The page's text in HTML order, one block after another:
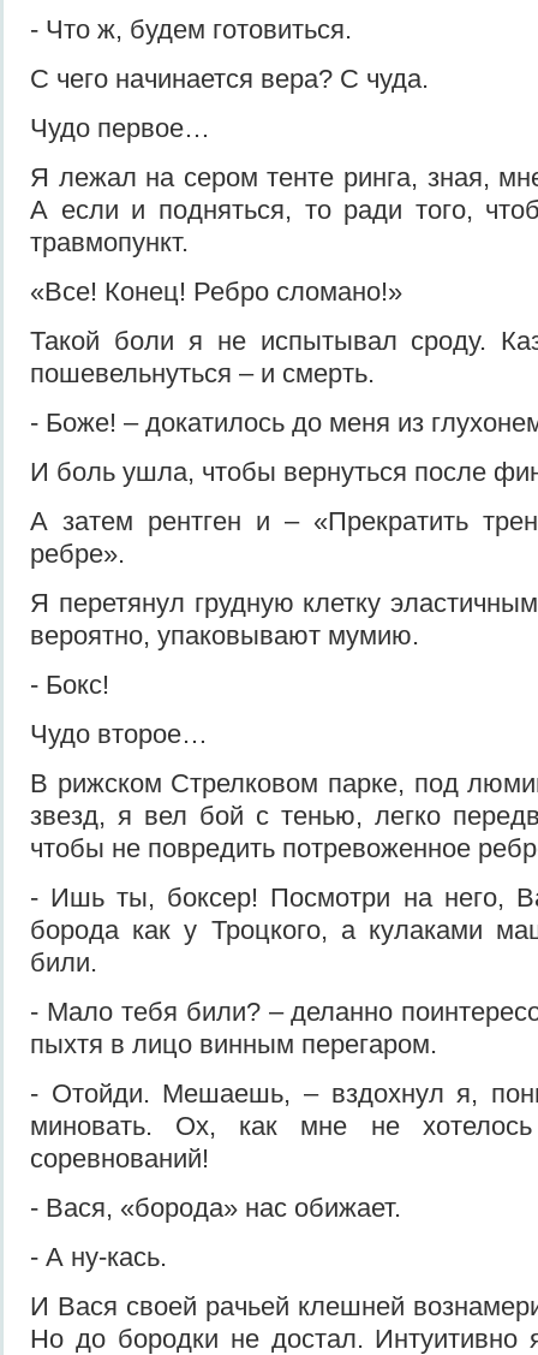
- Что ж, будем готовиться.
С чего начинается вера? С чуда.
Чудо первое…
Я лежал на сером тенте ринга, зная,
А если и подняться, то ради того,
травмопункт.
«Все! Конец! Ребро сломано!»
Такой боли я не испытывал сроду.
пошевельнуться – и смерть.
- Боже! – докатилось до меня из
И боль ушла, чтобы вернуться после
А затем рентген и – «Прекратить
ребре».
Я перетянул грудную клетку
вероятно, упаковывают мумию.
- Бокс!
Чудо второе…
В рижском Стрелковом парке, под
звезд, я вел бой с тенью, легко
чтобы не повредить потревоженное
- Ишь ты, боксер! Посмотри на него,
борода как у Троцкого, а кулаками
били.
- Мало тебя били? – деланно
пыхтя в лицо винным перегаром.
- Отойди. Мешаешь, – вздохнул я,
миновать. Ох, как мне не
соревнований!
- Вася, «борода» нас обижает.
- А ну-кась.
И Вася своей рачьей клешней
Но до бородки не достал. Интуитивно